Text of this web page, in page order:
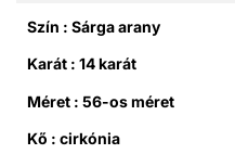
Szín : Sárga arany
Karát : 14 karát
Méret : 56-os méret
Kő : cirkónia